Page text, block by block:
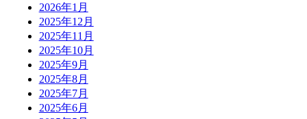
2026年1月
2025年12月
2025年11月
2025年10月
2025年9月
2025年8月
2025年7月
2025年6月